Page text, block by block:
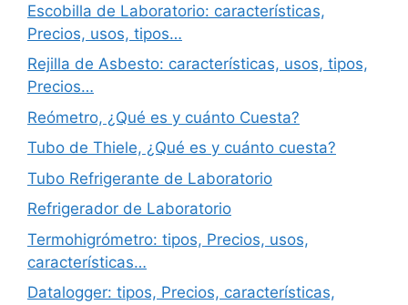
Escobilla de Laboratorio: características,
Precios, usos, tipos…
Rejilla de Asbesto: características, usos, tipos,
Precios…
Reómetro, ¿Qué es y cuánto Cuesta?
Tubo de Thiele, ¿Qué es y cuánto cuesta?
Tubo Refrigerante de Laboratorio
Refrigerador de Laboratorio
Termohigrómetro: tipos, Precios, usos,
características…
Datalogger: tipos, Precios, características,